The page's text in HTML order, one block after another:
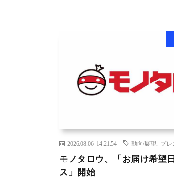
2026.08.06 14:21:54 動向/展望 プレ
モノタロウ、「お届け希望
ス」開始